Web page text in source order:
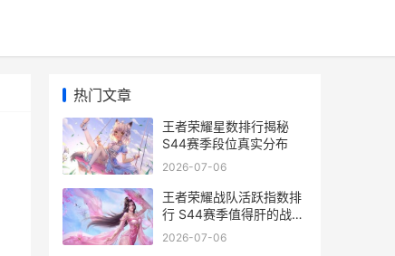
热门文章
王者荣耀星数排行揭秘
S44赛季段位真实分布
2026-07-06
王者荣耀战队活跃指数排
行 S44赛季值得肝的战队
推荐
2026-07-06